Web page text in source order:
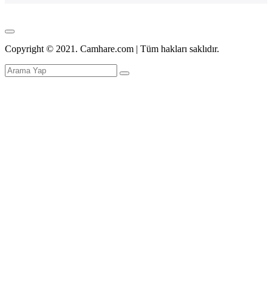
Copyright © 2021. Camhare.com | Tüm hakları saklıdır.